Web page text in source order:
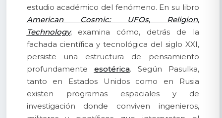
estudio académico del fenómeno. En su libro
American Cosmic: UFOs, Religion,
Technology,examina cómo, detrás de la
fachada científica y tecnológica del siglo XXI,
persiste una estructura de pensamiento
profundamente esotérica. Según Pasulka,
tanto en Estados Unidos como en Rusia
existen programas espaciales y de
investigación donde conviven ingenieros,